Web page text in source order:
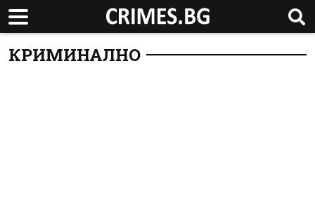
КРИМИНАЛНО